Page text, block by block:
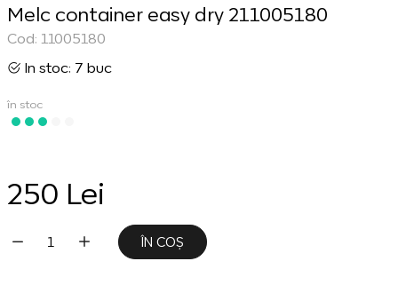
Melc container easy dry 211005180
Cod: 11005180
In stoc: 7 buc
în stoc
250 Lei
ÎN COȘ